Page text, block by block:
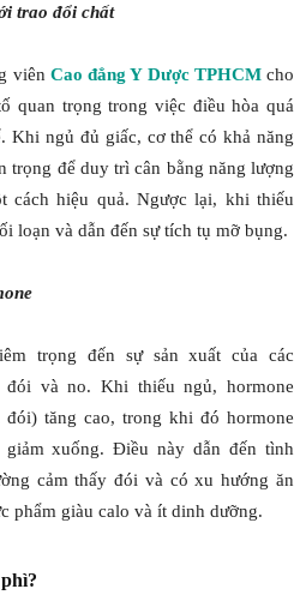
trao đổi chất
viên Cao đẳng Y Dược TPHCMcho
quan trọng trong việc điều hòa quá
Khi ngủ đủ giấc, cơ thể có khả năng
trọng để duy trì cân bằng năng lượng
cách hiệu quả. Ngược lại, khi thiếu
loạn và dẫn đến sự tích tụ mỡ bụng.
trọng đến sự sản xuất của các
đói và no. Khi thiếu ngủ, hormone
tăng cao, trong khi đó hormone
xuống. Điều này dẫn đến tình
cảm thấy đói và có xu hướng ăn
phẩm giàu calo và ít dinh dưỡng.